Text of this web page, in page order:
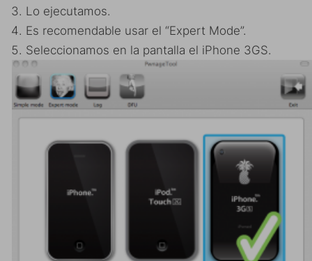
Lo ejecutamos.
Es recomendable usar el “Expert Mode”.
Seleccionamos en la pantalla el iPhone 3GS.